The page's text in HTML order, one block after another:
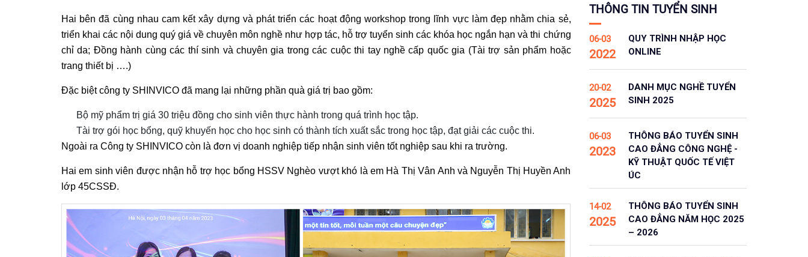
Hai bên đã cùng nhau cam kết xây dựng và phát triển các hoạt động workshop trong lĩnh vực làm đẹp nhằm chia sẻ,
triển khai các nội dung quý giá về chuyên môn nghề như hợp tác, hỗ trợ tuyển sinh các khóa học ngắn hạn và thi chứng
chỉ da; Đồng hành cùng các thí sinh và chuyên gia trong các cuộc thi tay nghề cấp quốc gia (Tài trợ sản phẩm hoặc
trang thiết bị ….)
Đặc biệt công ty SHINVICO đã mang lại những phần quà giá trị bao gồm:
Bộ mỹ phẩm trị giá 30 triệu đồng cho sinh viên thực hành trong quá trình học tập.
Tài trợ gói học bổng, quỹ khuyến học cho học sinh có thành tích xuất sắc trong học tập, đạt giải các cuộc thi.
Ngoài ra Công ty SHINVICO còn là đơn vị doanh nghiệp tiếp nhận sinh viên tốt nghiệp sau khi ra trường.
Hai em sinh viên được nhận hỗ trợ học bổng HSSV Nghèo vượt khó là em Hà Thị Vân Anh và Nguyễn Thị Huyền Anh
lớp 45CSSĐ.
THÔNG TIN TUYỂN SINH
06-03
2022
QUY TRÌNH NHẬP HỌC
ONLINE
20-02
2025
DANH MỤC NGHỀ TUYỂN
SINH 2025
06-03
2023
THÔNG BÁO TUYỂN SINH
CAO ĐẲNG CÔNG NGHỆ -
KỸ THUẬT QUỐC TẾ VIỆT
ÚC
14-02
2025
THÔNG BÁO TUYỂN SINH
CAO ĐẲNG NĂM HỌC 2025
– 2026